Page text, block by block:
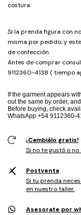
costura.
Si la prenda figura con
misma por pedido, y
de confección.
Antes de comprar
9112360-4138 ( tiempo
If the garment appears
out the same by order,
Before buying, check
WhatsApp +54 9112360-
¡Cambiálo gratis!
Si no te gustó o
Postventa
Si tu prenda
en nuestro taller.
Asesorate por